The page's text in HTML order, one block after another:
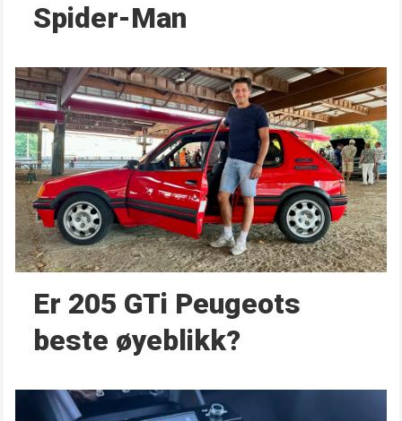
Spider-Man
Er 205 GTi Peugeots
beste øyeblikk?